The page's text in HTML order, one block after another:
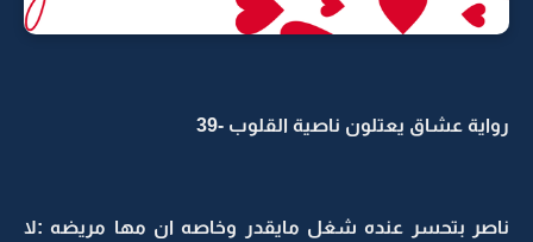
رواية عشاق يعتلون ناصية القلوب -39
ناصر بتحسر عنده شغل مايقدر وخاصه ان مها مريضه :لا